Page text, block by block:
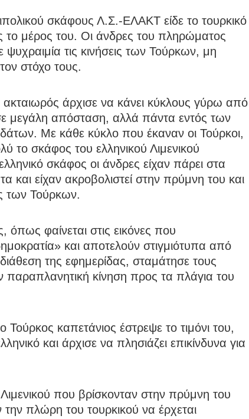
σκάφους Λ.Σ.-ΕΛΑΚΤ είδε το τουρκικό
το μέρος του. Οι άνδρες του πληρώματος
τις κινήσεις των Τούρκων, μη
στόχο τους.
ακταιωρός άρχισε να κάνει κύκλους γύρω από
μεγάλη απόσταση, αλλά πάντα εντός των
Με κάθε κύκλο που έκαναν οι Τούρκοι,
το σκάφος του ελληνικού Λιμενικού
σκάφος οι άνδρες είχαν πάρει στα
και είχαν ακροβολιστεί στην πρύμνη του και
των Τούρκων.
όπως φαίνεται στις εικόνες που
και αποτελούν στιγμιότυπα από
της εφημερίδας, σταμάτησε τους
παραπλανητική κίνηση προς τα πλάγια του
Τούρκος καπετάνιος έστρεψε το τιμόνι του,
και άρχισε να πλησιάζει επικίνδυνα για
που βρίσκονταν στην πρύμνη του
πλώρη του τουρκικού να έρχεται